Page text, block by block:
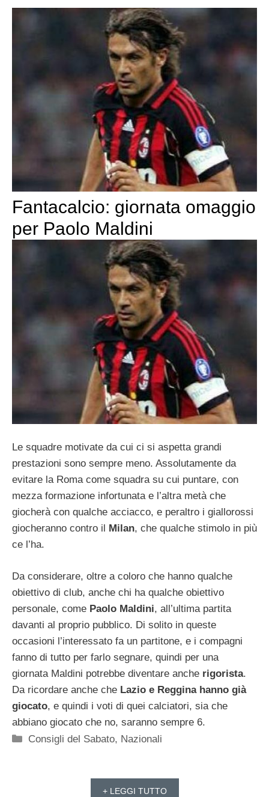
Fantacalcio: giornata omaggio
per Paolo Maldini
Le squadre motivate da cui ci si aspetta grandi
prestazioni sono sempre meno. Assolutamente da
evitare la Roma come squadra su cui puntare, con
mezza formazione infortunata e l’altra metà che
giocherà con qualche acciacco, e peraltro i giallorossi
giocheranno contro il
Milan, che qualche stimolo in più
ce l’ha.
Da considerare, oltre a coloro che hanno qualche
obiettivo di club, anche chi ha qualche obiettivo
personale, come Paolo Maldini, all’ultima partita
davanti al proprio pubblico. Di solito in queste
occasioni l’interessato fa un partitone, e i compagni
fanno di tutto per farlo segnare, quindi per una
giornata Maldini potrebbe diventare anche rigorista.
Da ricordare anche che Lazio e Reggina hanno già
giocato, e quindi i voti di quei calciatori, sia che
abbiano giocato che no, saranno sempre 6.
Categorie
Consigli del Sabato, Nazionali
+ LEGGI TUTTO